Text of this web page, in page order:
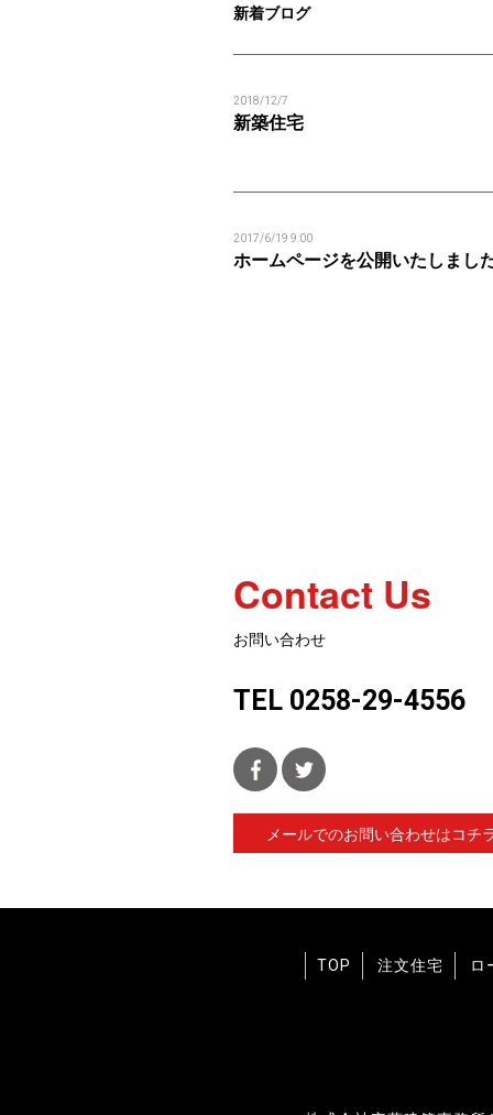
新着ブログ
2018/12/7
新築住宅
2017/6/19 9:00
ホームページを公開いたしまし
Contact Us
お問い合わせ
TEL 0258-29-4556
メールでのお問い合わせはコチ
TOP 注文住宅 ロ